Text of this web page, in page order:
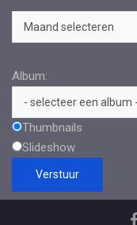
Archieven
Album:
Thumbnails
Slideshow